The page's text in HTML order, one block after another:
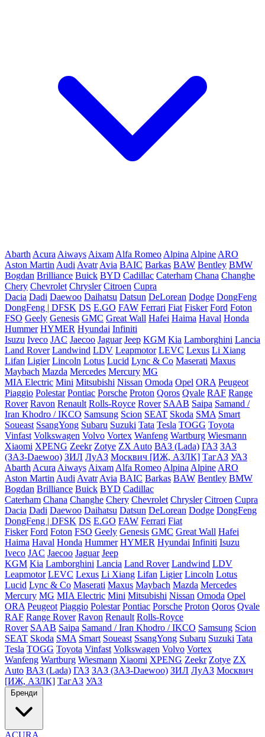
Abarth Acura Aiways Aixam Alfa Romeo Alpina Alpine ARO
Aston Martin Audi Avatr Avia BAIC Barkas BAW Bentley BMW
Bogdan Brilliance Buick BYD Cadillac Caterham Chana Changhe
Chery Chevrolet Chrysler Citroen Cupra
Dacia Dadi Daewoo Daihatsu Datsun DeLorean Dodge DongFeng
DongFeng | DFSK DS E.GO FAW Ferrari Fiat Fisker Ford Foton
FSO Geely Genesis GMC Great Wall Hafei Haima Haval Honda
Hummer HYMER Hyundai Infiniti
Isuzu Iveco JAC Jaecoo Jaguar Jeep KGM Kia Lamborghini Lancia
Land Rover Landwind LDV Leapmotor LEVC Lexus Li Xiang
Lifan Ligier Lincoln Lotus Lucid Lync & Co Maserati Maxus
Maybach Mazda Mercedes Mercury MG
MIA Electric Mini Mitsubishi Nissan Omoda Opel ORA Peugeot
Piaggio Polestar Pontiac Porsche Proton Qoros Qvale RAF Range
Rover Ravon Renault Rolls-Royce Rover SAAB Saipa Samand /
Iran Khodro / IKCO Samsung Scion SEAT Skoda SMA Smart
Soueast SsangYong Subaru Suzuki Tata Tesla TOGG Toyota
Vinfast Volkswagen Volvo Vortex Wanfeng Wartburg Wiesmann
Xiaomi XPENG Zeekr Zotye ZX Auto ВАЗ (Lada) ГАЗ ЗАЗ
(ЗАЗ-Daewoo) ЗИЛ ЛуАЗ Москвич [ИЖ, АЗЛК] ТагАЗ УАЗ
Abarth Acura Aiways Aixam Alfa Romeo Alpina Alpine ARO
Aston Martin Audi Avatr Avia BAIC Barkas BAW Bentley BMW
Bogdan Brilliance Buick BYD Cadillac
Caterham Chana Changhe Chery Chevrolet Chrysler Citroen Cupra
Dacia Dadi Daewoo Daihatsu Datsun DeLorean Dodge DongFeng
DongFeng | DFSK DS E.GO FAW Ferrari Fiat
Fisker Ford Foton FSO Geely Genesis GMC Great Wall Hafei
Haima Haval Honda Hummer HYMER Hyundai Infiniti Isuzu
Iveco JAC Jaecoo Jaguar Jeep
KGM Kia Lamborghini Lancia Land Rover Landwind LDV
Leapmotor LEVC Lexus Li Xiang Lifan Ligier Lincoln Lotus
Lucid Lync & Co Maserati Maxus Maybach Mazda Mercedes
Mercury MG MIA Electric Mini Mitsubishi Nissan Omoda Opel
ORA Peugeot Piaggio Polestar Pontiac Porsche Proton Qoros Qvale
RAF Range Rover Ravon Renault Rolls-Royce
Rover SAAB Saipa Samand / Iran Khodro / IKCO Samsung Scion
SEAT Skoda SMA Smart Soueast SsangYong Subaru Suzuki Tata
Tesla TOGG Toyota Vinfast Volkswagen Volvo Vortex
Wanfeng Wartburg Wiesmann Xiaomi XPENG Zeekr Zotye ZX
Auto ВАЗ (Lada) ГАЗ ЗАЗ (ЗАЗ-Daewoo) ЗИЛ ЛуАЗ Москвич
[ИЖ, АЗЛК] ТагАЗ УАЗ
Бренди